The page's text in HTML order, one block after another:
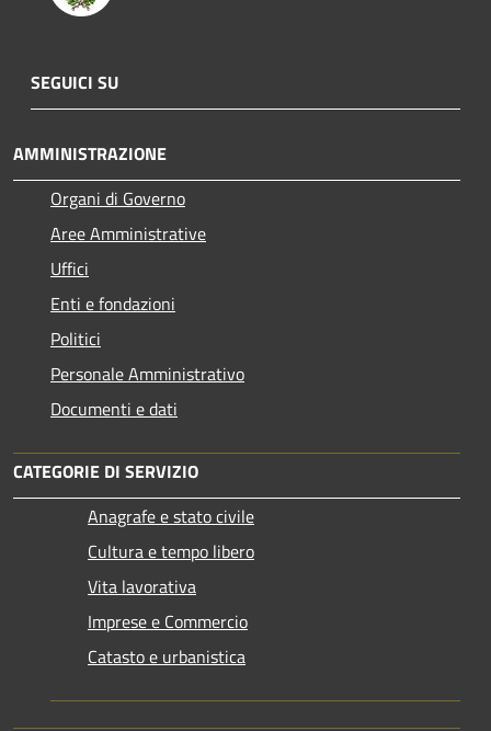
SEGUICI SU
AMMINISTRAZIONE
Organi di Governo
Aree Amministrative
Uffici
Enti e fondazioni
Politici
Personale Amministrativo
Documenti e dati
CATEGORIE DI SERVIZIO
Anagrafe e stato civile
Cultura e tempo libero
Vita lavorativa
Imprese e Commercio
Catasto e urbanistica